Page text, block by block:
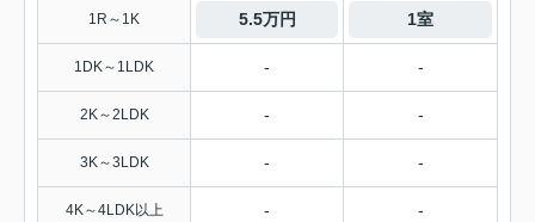
1R～1K 5.5万円 1室
1DK～1LDK - -
2K～2LDK - -
3K～3LDK - -
4K～4LDK以上 - -